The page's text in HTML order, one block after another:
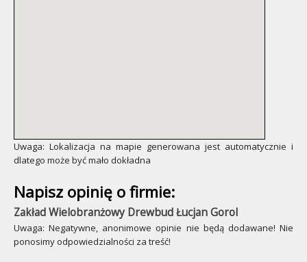
Uwaga: Lokalizacja na mapie generowana jest automatycznie i
dlatego może być mało dokładna
Napisz opinię o firmie:
Zakład Wielobranżowy Drewbud Łucjan Gorol
Uwaga: Negatywne, anonimowe opinie nie będą dodawane! Nie
ponosimy odpowiedzialności za treść!